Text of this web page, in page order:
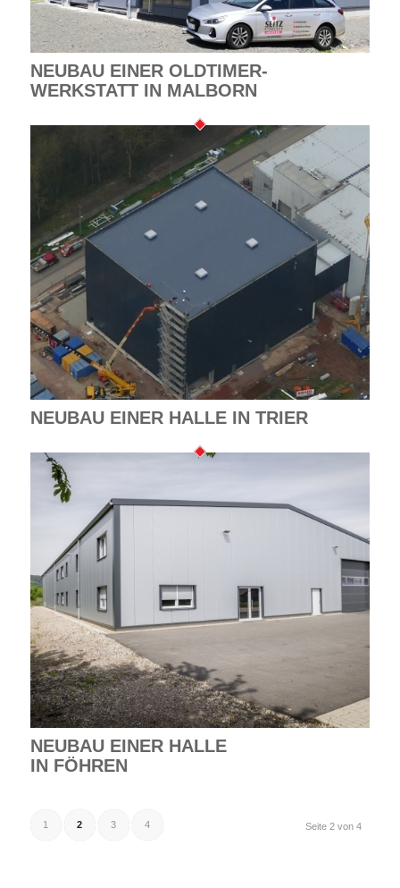
NEUBAU EINER OLDTIMER-
WERKSTATT IN MALBORN
NEUBAU EINER HALLE IN TRIER
NEUBAU EINER HALLE
IN FÖHREN
Seite 2 von 4
1 2 3 4